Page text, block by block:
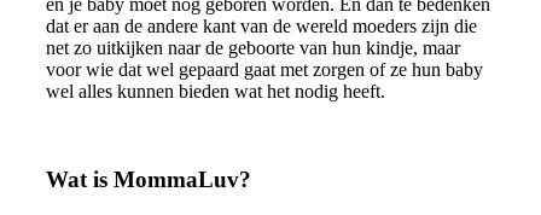
en je baby moet nog geboren worden. En dan te bedenken
dat er aan de andere kant van de wereld moeders zijn die
net zo uitkijken naar de geboorte van hun kindje, maar
voor wie dat wel gepaard gaat met zorgen of ze hun baby
wel alles kunnen bieden wat het nodig heeft.
Wat is MommaLuv?